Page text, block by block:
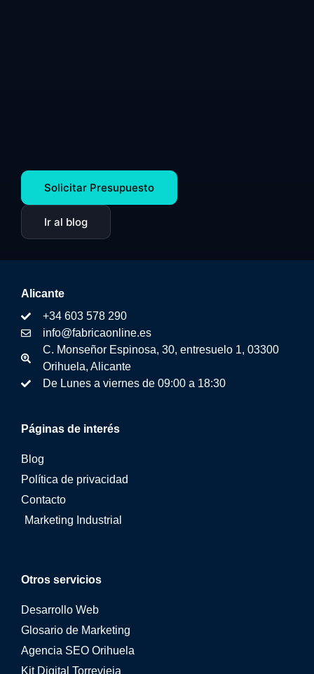
Solicitar Presupuesto
Ir al blog
Otros servicios
Desarrollo Web
Glosario de Marketing
Agencia SEO Orihuela
Kit Digital Torrevieja
Páginas de interés
Blog
Política de privacidad
Contacto
Marketing Industrial
Alicante
+34 603 578 290
info@fabricaonline.es
C. Monseñor Espinosa, 30, entresuelo 1, 03300
Orihuela, Alicante
De Lunes a viernes de 09:00 a 18:30